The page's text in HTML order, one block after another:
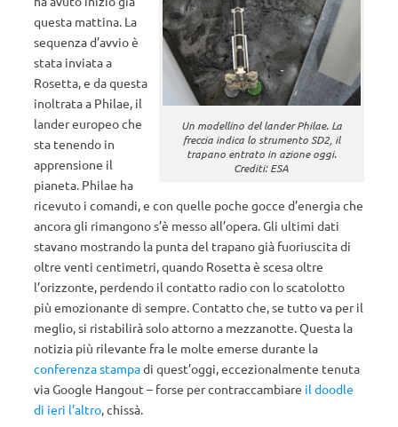
Un modellino del lander Philae. La
freccia indica lo strumento SD2, il
trapano entrato in azione oggi.
Crediti: ESA
questa mattina. La
sequenza d’avvio è
stata inviata a
Rosetta, e da questa
inoltrata a Philae, il
lander europeo che
sta tenendo in
apprensione il
pianeta. Philae ha
ricevuto i comandi, e con quelle poche gocce d’energia che
ancora gli rimangono s’è messo all’opera. Gli ultimi dati
stavano mostrando la punta del trapano già fuoriuscita di
oltre venti centimetri, quando Rosetta è scesa oltre
l’orizzonte, perdendo il contatto radio con lo scatolotto
più emozionante di sempre. Contatto che, se tutto va per il
meglio, si ristabilirà solo attorno a mezzanotte. Questa la
notizia più rilevante fra le molte emerse durante la
conferenza stampadi quest’oggi, eccezionalmente tenuta
via Google Hangout – forse per contraccambiare il doodle
di ieri l’altro, chissà.